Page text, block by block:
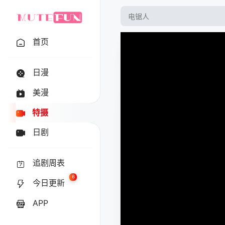
首页
日漫
美漫
特摄
日剧
追剧周表
今日更新
6
APP